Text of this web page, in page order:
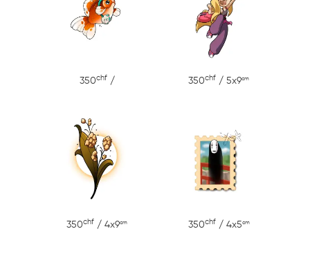
350chf / 350chf / 5x9cm
350chf / 4x9cm 350chf / 4x5cm